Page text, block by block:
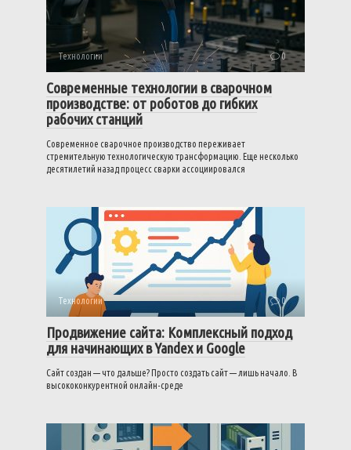
Технологии 0
Современные технологии в сварочном
производстве: от роботов до гибких
рабочих станций
Современное сварочное производство переживает
стремительную технологическую трансформацию. Еще несколько
десятилетий назад процесс сварки ассоциировался
Технологии 0
Продвижение сайта: Комплексный подход
для начинающих в Yandex и Google
Сайт создан — что дальше? Просто создать сайт — лишь начало. В
высококонкурентной онлайн-среде